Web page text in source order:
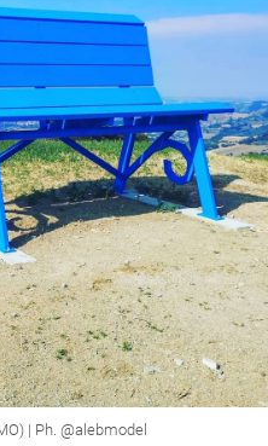
| Ph. @alebmodel